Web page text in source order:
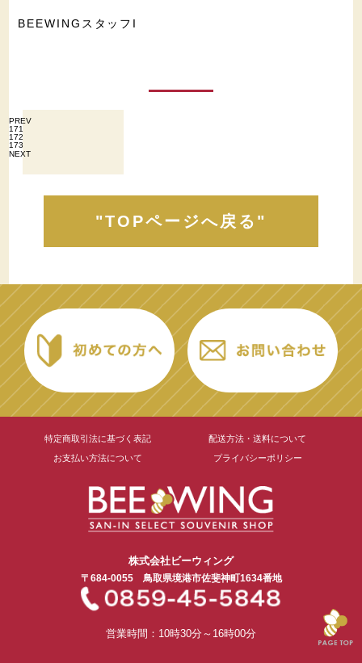
BEEWINGスタッフI
PREV
171
172
173
NEXT
"TOPページへ戻る"
株式会社ビーウィング
〒684-0055 鳥取県境港市佐斐神町1634番地
営業時間：10時30分～16時00分
特定商取引法に基づく表記
配送方法・送料について
お支払い方法について
プライバシーポリシー